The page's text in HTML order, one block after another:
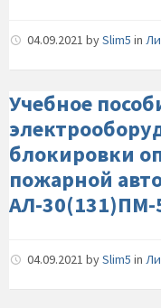
04.09.2021 bySlim5 in
Учебное
блокировки
пожарной
АЛ-30(131)ПМ-
04.09.2021 bySlim5 in